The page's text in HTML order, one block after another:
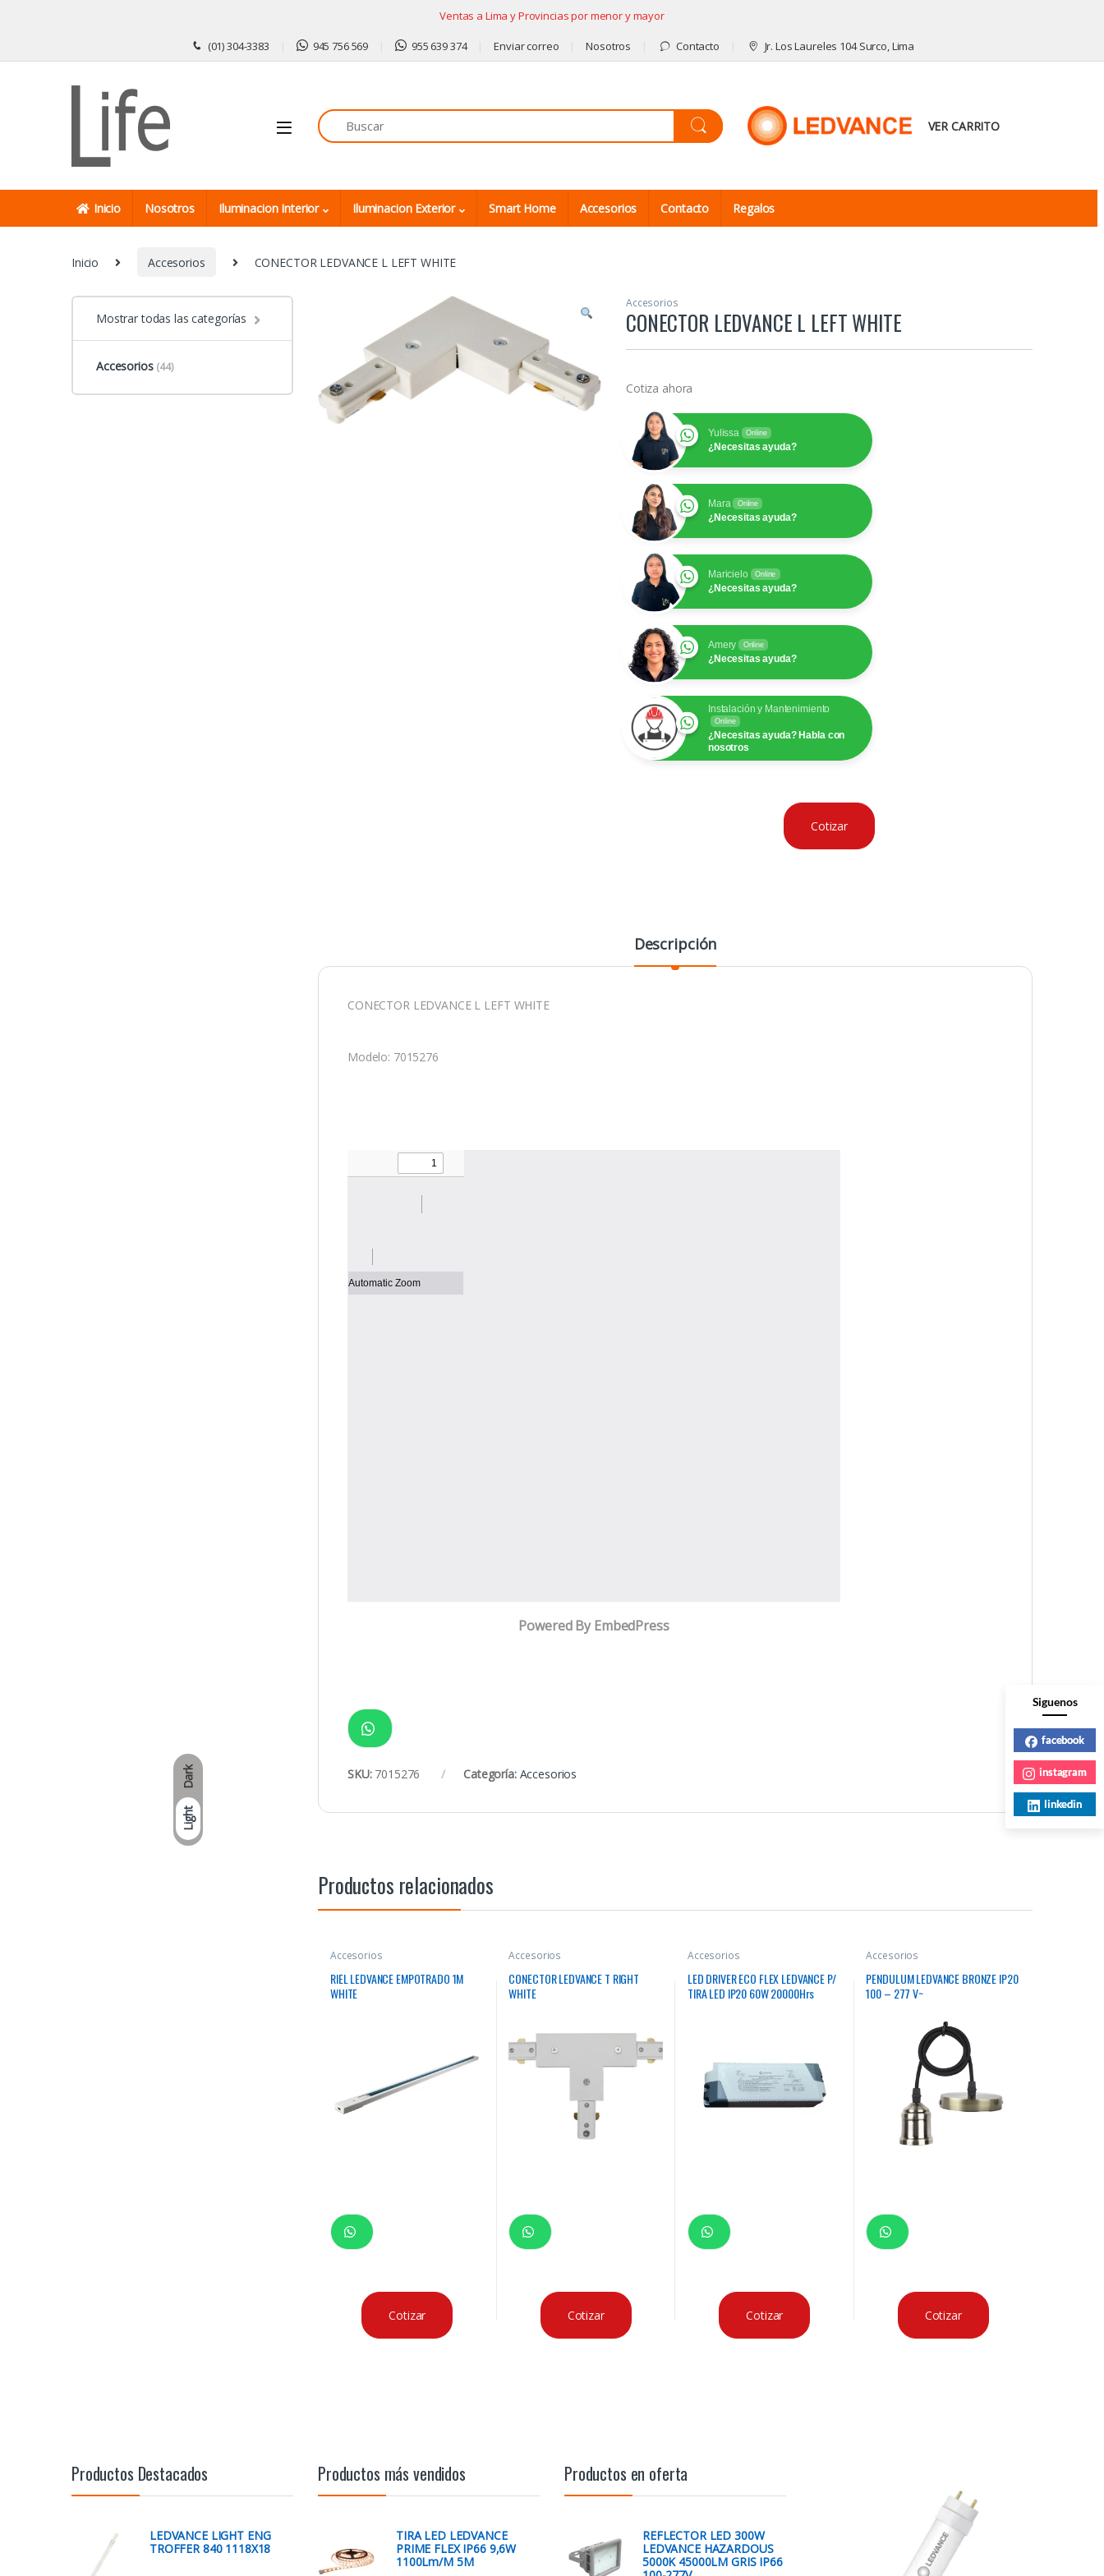
Dark
Light
Ventas a Lima y Provincias por menor y mayor
(01) 304-3383 945 756 569 955 639 374 Enviar correo Nosotros Contacto Jr. Los Laureles 104 Surco, Lima
VER CARRITO
Inicio Nosotros Iluminacion Interior Iluminacion Exterior Smart Home Accesorios Contacto Regalos
Inicio Accesorios CONECTOR LEDVANCE L LEFT WHITE
Accesorios
CONECTOR LEDVANCE L LEFT WHITE
Cotiza ahora
Yulissa Online
¿Necesitas ayuda?
Mara Online
¿Necesitas ayuda?
Maricielo Online
¿Necesitas ayuda?
Amery Online
¿Necesitas ayuda?
Instalación y Mantenimiento
Online
¿Necesitas ayuda? Habla con
nosotros
Cotizar
Descripción
CONECTOR LEDVANCE L LEFT WHITE
Modelo: 7015276
Powered By EmbedPress
SKU: 7015276 Categoría: Accesorios
Productos relacionados
Accesorios
RIEL LEDVANCE EMPOTRADO 1M
WHITE
Cotizar
Accesorios
CONECTOR LEDVANCE T RIGHT
WHITE
Cotizar
Accesorios
LED DRIVER ECO FLEX LEDVANCE P/
TIRA LED IP20 60W 20000Hrs
Cotizar
Accesorios
PENDULUM LEDVANCE BRONZE IP20
100 – 277 V~
Cotizar
Mostrar todas las categorías
Accesorios (44)
Productos Destacados
LEDVANCE LIGHT ENG
TROFFER 840 1118X18
Productos más vendidos
TIRA LED LEDVANCE
PRIME FLEX IP66 9,6W
1100Lm/M 5M
Productos en oferta
REFLECTOR LED 300W
LEDVANCE HAZARDOUS
5000K 45000LM GRIS IP66
Siguenos
facebook
instagram
linkedin